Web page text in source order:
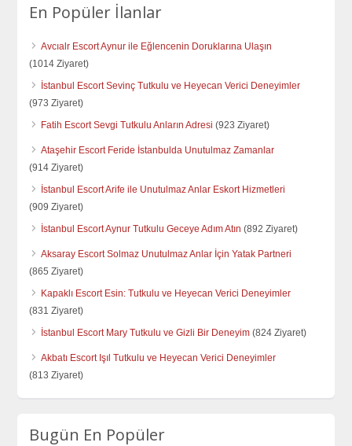
En Popüler İlanlar
Avcıalr Escort Aynur ile Eğlencenin Doruklarına Ulaşın
(1014 Ziyaret)
İstanbul Escort Sevinç Tutkulu ve Heyecan Verici Deneyimler
(973 Ziyaret)
Fatih Escort Sevgi Tutkulu Anların Adresi (923 Ziyaret)
Ataşehir Escort Feride İstanbulda Unutulmaz Zamanlar
(914 Ziyaret)
İstanbul Escort Arife ile Unutulmaz Anlar Eskort Hizmetleri
(909 Ziyaret)
İstanbul Escort Aynur Tutkulu Geceye Adım Atın (892 Ziyaret)
Aksaray Escort Solmaz Unutulmaz Anlar İçin Yatak Partneri
(865 Ziyaret)
Kapaklı Escort Esin: Tutkulu ve Heyecan Verici Deneyimler
(831 Ziyaret)
İstanbul Escort Mary Tutkulu ve Gizli Bir Deneyim (824 Ziyaret)
Akbatı Escort Işıl Tutkulu ve Heyecan Verici Deneyimler
(813 Ziyaret)
Bugün En Popüler